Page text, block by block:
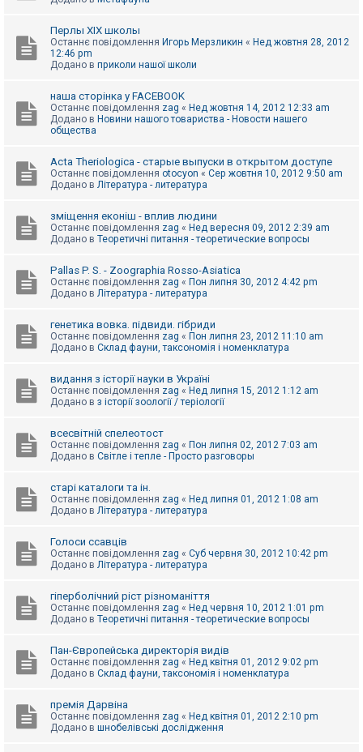
Перлы ХІХ школы
Останнє повідомлення Игорь Мерзликин « Нед жовтня 28, 2012
12:46 pm
Додано в приколи нашої школи
наша сторінка у FACEBOOK
Останнє повідомлення zag « Нед жовтня 14, 2012 12:33 am
Додано в Новини нашого товариства - Новости нашего
общества
Acta Theriologica - старые выпуски в открытом доступе
Останнє повідомлення otocyon « Сер жовтня 10, 2012 9:50 am
Додано в Література - литература
зміщення еконіш - вплив людини
Останнє повідомлення zag « Нед вересня 09, 2012 2:39 am
Додано в Теоретичні питання - теоретические вопросы
Pallas P. S. - Zoographia Rosso-Asiatica
Останнє повідомлення zag « Пон липня 30, 2012 4:42 pm
Додано в Література - литература
генетика вовка. підвиди. гібриди
Останнє повідомлення zag « Пон липня 23, 2012 11:10 am
Додано в Склад фауни, таксономія і номенклатура
видання з історії науки в Україні
Останнє повідомлення zag « Нед липня 15, 2012 1:12 am
Додано в з історії зоології / теріології
всесвітній спелеотост
Останнє повідомлення zag « Пон липня 02, 2012 7:03 am
Додано в Світле і тепле - Просто разговоры
старі каталоги та ін.
Останнє повідомлення zag « Нед липня 01, 2012 1:08 am
Додано в Література - литература
Голоси ссавців
Останнє повідомлення zag « Суб червня 30, 2012 10:42 pm
Додано в Література - литература
гіперболічний ріст різноманіття
Останнє повідомлення zag « Нед червня 10, 2012 1:01 pm
Додано в Теоретичні питання - теоретические вопросы
Пан-Європейська директорія видів
Останнє повідомлення zag « Нед квітня 01, 2012 9:02 pm
Додано в Склад фауни, таксономія і номенклатура
премія Дарвіна
Останнє повідомлення zag « Нед квітня 01, 2012 2:10 pm
Додано в шнобелівські дослідження